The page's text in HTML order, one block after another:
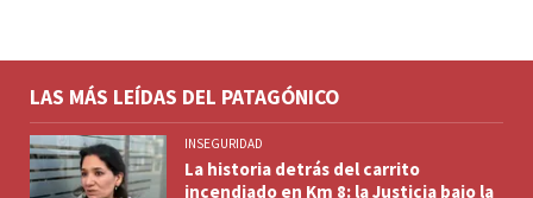
LAS MÁS LEÍDAS DEL PATAGÓNICO
INSEGURIDAD
La historia detrás del carrito
incendiado en Km 8: la Justicia bajo la